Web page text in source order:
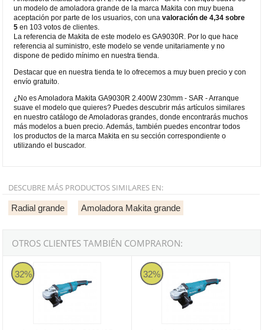
un modelo de amoladora grande de la marca Makita con muy buena
aceptación por parte de los usuarios, con unavaloración de 4,34 sobre
5 en 103 votos de clientes.
La referencia de Makita de este modelo es GA9030R. Por lo que hace
referencia al suministro, este modelo se vende unitariamente y no
dispone de pedido mínimo en nuestra tienda.
Destacar que en nuestra tienda te lo ofrecemos a muy buen precio y con
envío gratuito.
¿No es Amoladora Makita GA9030R 2.400W 230mm - SAR - Arranque
suave el modelo que quieres? Puedes descubrir más artículos similares
en nuestro catálogo de Amoladoras grandes, donde encontrarás muchos
más modelos a buen precio. Además, también puedes encontrar todos
los productos de la marca Makita en su sección correspondiente o
utilizando el buscador.
DESCUBRE MÁS PRODUCTOS SIMILARES EN:
Radial grande Amoladora Makita grande
OTROS CLIENTES TAMBIÉN COMPRARON:
32%
Amoladora Makita GA9040R 2.600W 230mm - SAR - Arranque
32%
Amoladora Makita GA9020R